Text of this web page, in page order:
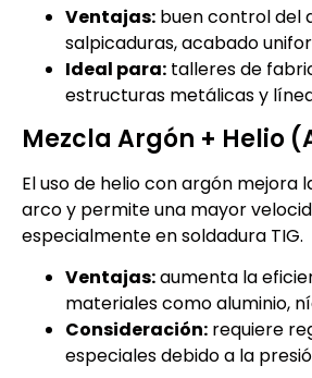
Ventajas: buen control del
salpicaduras, acabado
Ideal para: talleres de
estructuras metálicas y
Mezcla Argón + Helio
El uso de helio con argón mejora
arco y permite una mayor
especialmente en soldadura TIG.
Ventajas:aumenta la
materiales como aluminio,
Consideración: requiere
especiales debido a la